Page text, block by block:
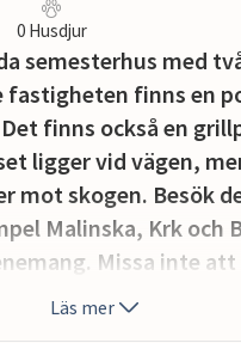
0 Husdjur
semesterhus med
fastigheten finns en
finns också en
ligger vid vägen,
mot skogen. Besök
Malinska, Krk och
Missa inte
berömda osten från
Läs mer